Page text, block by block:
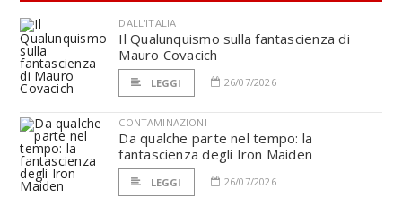
DALL'ITALIA
Il Qualunquismo sulla fantascienza di
Mauro Covacich
LEGGI 26/07/2026
CONTAMINAZIONI
Da qualche parte nel tempo: la
fantascienza degli Iron Maiden
LEGGI 26/07/2026